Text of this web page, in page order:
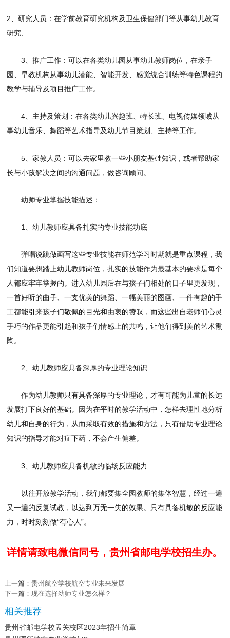
2、研究人员：在学前教育研究机构及卫生保健部门等从事幼儿教育
研究;
3、推广工作：可以在各类幼儿园从事幼儿教师岗位，在亲子
园、早教机构从事幼儿潜能、智能开发、感觉统合训练等特色课程的
教学与辅导及项目推广工作。
4、主持及策划：在各类幼儿兴趣班、特长班、电视传媒领域从
事幼儿音乐、舞蹈等艺术指导及幼儿节目策划、主持等工作。
5、家教人员：可以去家里教一些小朋友基础知识，或者帮助家
长与小孩解决之间的沟通问题，做咨询顾问。
幼师专业掌握技能描述：
1、幼儿教师应具备扎实的专业技能功底
弹唱说跳做画写这些专业技能在师范学习时期就是重点课程，我
们知道要想踏上幼儿教师岗位，扎实的技能作为最基本的要求是每个
人都应牢牢掌握的。进入幼儿园后在与孩子们相处的日子里更发现，
一首好听的曲子、一支优美的舞蹈、一幅美丽的图画、一件有趣的手
工都能引来孩子们敬佩的目光和由衷的赞叹，而这些出自老师们心灵
手巧的作品更能引起和孩子们情感上的共鸣，让他们得到美的艺术熏
陶。
2、幼儿教师应具备深厚的专业理论知识
作为幼儿教师只有具备深厚的专业理论，才有可能为儿童的长远
发展打下良好的基础。因为在平时的教学活动中，怎样去理性地分析
幼儿和自身的行为，从而采取有效的措施和方法，只有借助专业理论
知识的指导才能对症下药，不会产生偏差。
3、幼儿教师应具备机敏的临场反应能力
以往开放教学活动，我们都要集全园教师的集体智慧，经过一遍
又一遍的反复试教，以达到万无一失的效果。只有具备机敏的反应能
力，时时刻刻做“有心人”。
详情请致电微信同号，贵州省邮电学校招生办。
上一篇： 贵州航空学校航空专业未来发展
下一篇： 现在选择幼师专业怎么样？
相关推荐
贵州省邮电学校孟关校区2023年招生简章